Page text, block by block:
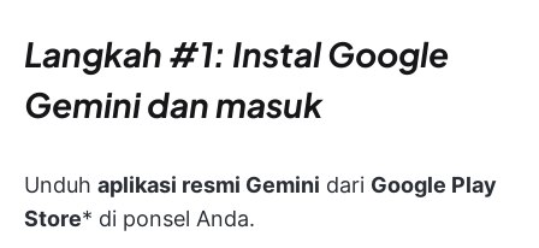
Langkah #1: Instal Google
Gemini dan masuk
Unduh aplikasi resmi Gemini dari Google Play
Store* di ponsel Anda.